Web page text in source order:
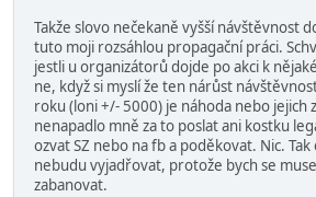
Takže slovo nečekaně vyšší návštěvnost
tuto moji rozsáhlou propagační práci.
jestli u organizátorů dojde po akci k
ne, když si myslí že ten nárůst
roku (loni +/- 5000) je náhoda nebo jejich
nenapadlo mně za to poslat ani kostku
ozvat SZ nebo na fb a poděkovat. Nic.
nebudu vyjadřovat, protože bych se
zabanovat.